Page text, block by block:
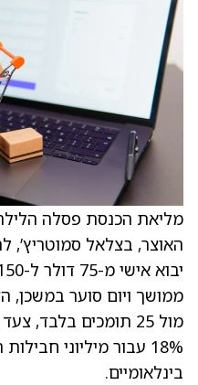
מליאת הכנסת פסלה
האוצר, בצלאל
מול 25 תומכים בלבד,
18% עבור מיליוני
בינלאומיים.